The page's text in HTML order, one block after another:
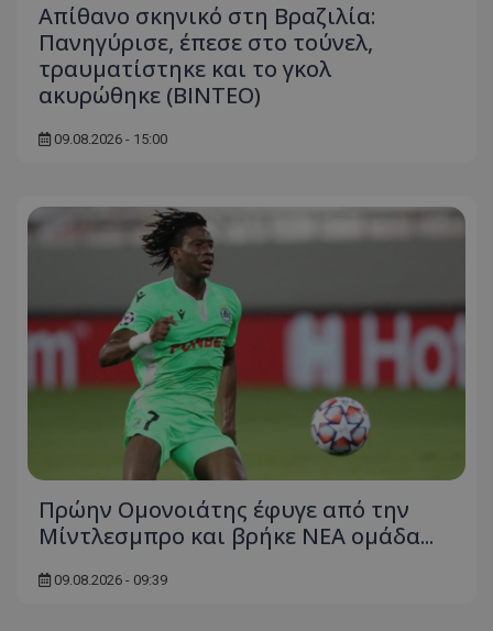
Απίθανο σκηνικό στη Βραζιλία:
Πανηγύρισε, έπεσε στο τούνελ,
τραυματίστηκε και το γκολ
ακυρώθηκε (BINTEO)
09.08.2026 - 15:00
Πρώην Ομονοιάτης έφυγε από την
Μίντλεσμπρο και βρήκε ΝΕΑ ομάδα...
09.08.2026 - 09:39